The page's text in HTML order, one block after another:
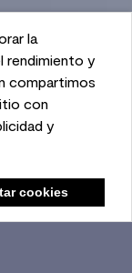
experience
our website.
of our site
Cookies
la
rendimiento y
compartimos
con
y
cookies